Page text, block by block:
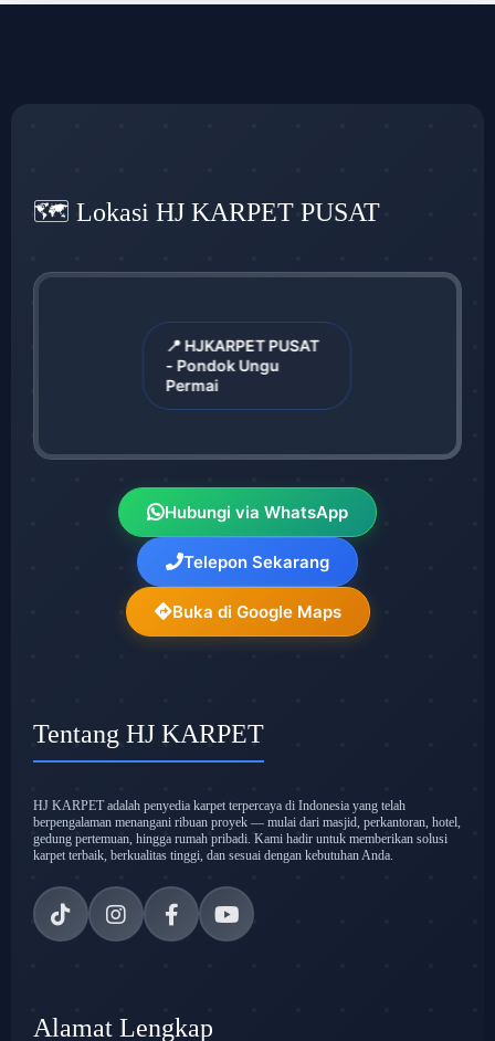
🗺️ Lokasi HJ KARPET PUSAT
📍 HJKARPET PUSAT
- Pondok Ungu
Permai
Hubungi via WhatsApp
Telepon Sekarang
Buka di Google Maps
Tentang HJ KARPET
HJ KARPET adalah penyedia karpet terpercaya di Indonesia yang telah
berpengalaman menangani ribuan proyek — mulai dari masjid, perkantoran, hotel,
gedung pertemuan, hingga rumah pribadi. Kami hadir untuk memberikan solusi
karpet terbaik, berkualitas tinggi, dan sesuai dengan kebutuhan Anda.
Alamat Lengkap